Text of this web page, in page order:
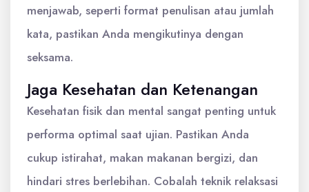
menjawab, seperti format penulisan atau jumlah
kata, pastikan Anda mengikutinya dengan
seksama.
Jaga Kesehatan dan Ketenangan
Kesehatan fisik dan mental sangat penting untuk
performa optimal saat ujian. Pastikan Anda
cukup istirahat, makan makanan bergizi, dan
hindari stres berlebihan. Cobalah teknik relaksasi